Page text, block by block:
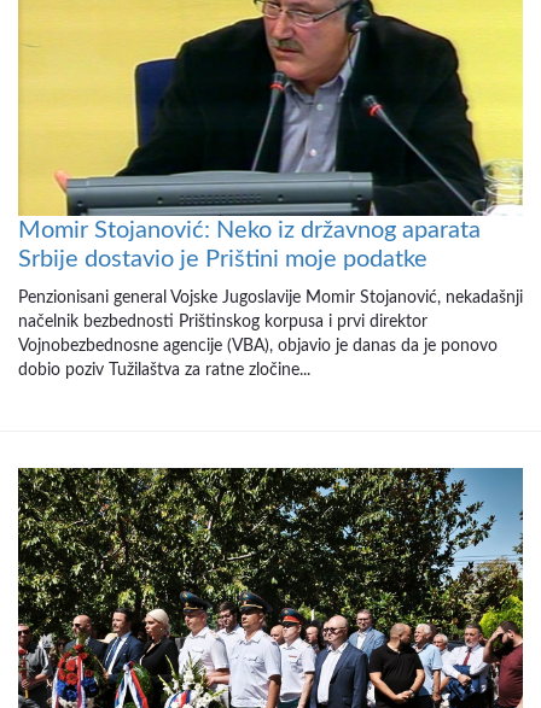
Momir Stojanović: Neko iz državnog aparata
Srbije dostavio je Prištini moje podatke
Penzionisani general Vojske Jugoslavije Momir Stojanović, nekadašnji
načelnik bezbednosti Prištinskog korpusa i prvi direktor
Vojnobezbednosne agencije (VBA), objavio je danas da je ponovo
dobio poziv Tužilaštva za ratne zločine...